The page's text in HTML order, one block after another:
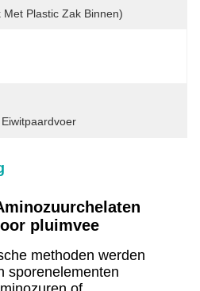
Plastic Zak Binnen)
pluimvee
methoden werden
sporenelementen